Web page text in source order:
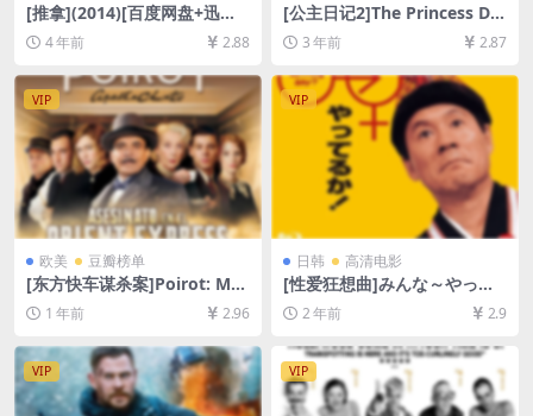
[推拿](2014)[百度网盘+迅雷
云盘资源1080P超清未删减]
[MP4/7GB][中文字幕]
4 年前 2.88
[公主日记2]The Princess Dia
ries 2: Royal Engagement
(2004)[百度网盘+迅雷云盘资
GB][中英字幕]
3 年前 2.87
VIP
欧美 豆瓣榜单
[东方快车谋杀案]Poirot: Mur
der on the Orient Express
(2010)[百度网盘+夸克网盘10
80P超清未删减资源][网盘在
线播放/下载][MP4/6GB][中英
字幕]
1 年前 2.96
VIP
日韩 高清电影
[性爱狂想曲]みんな～やって
るか！ (1994)[百度网盘+夸克
网盘1080P超清未删减资源]
[网盘在线播放/下载][MP4/6.
9GB][中文字幕]
2 年前 2.9
VIP VIP